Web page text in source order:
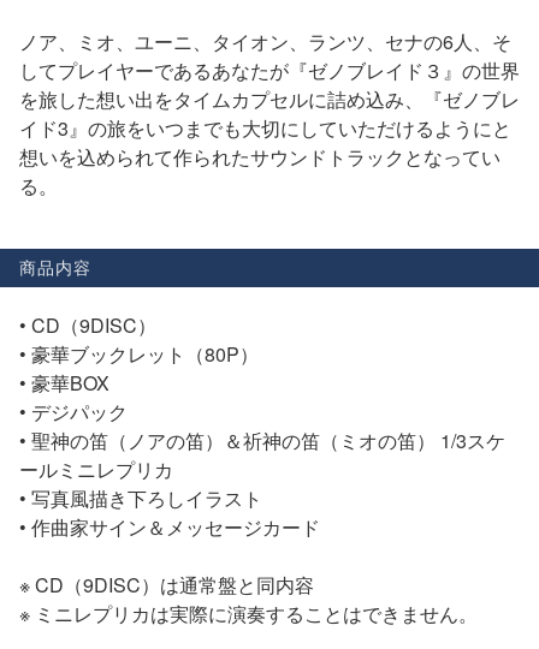
ノア、ミオ、ユーニ、タイオン、ランツ、セナの6人、そ
してプレイヤーであるあなたが『ゼノブレイド３』の世界
を旅した想い出をタイムカプセルに詰め込み、『ゼノブレ
イド3』の旅をいつまでも大切にしていただけるようにと
想いを込められて作られたサウンドトラックとなってい
る。
商品内容
• CD（9DISC）
• 豪華ブックレット（80P）
• 豪華BOX
• デジパック
• 聖神の笛（ノアの笛）＆祈神の笛（ミオの笛） 1/3スケ
ールミニレプリカ
• 写真風描き下ろしイラスト
• 作曲家サイン＆メッセージカード
※ CD（9DISC）は通常盤と同内容
※ ミニレプリカは実際に演奏することはできません。